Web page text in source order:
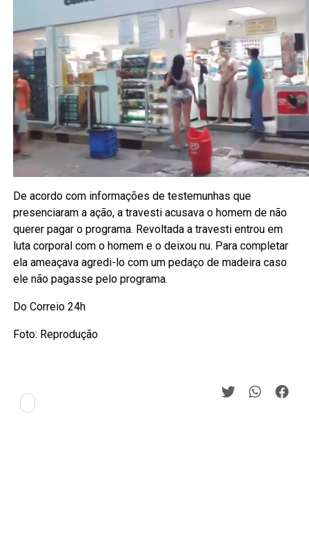
De acordo com informações de testemunhas que
presenciaram a ação, a travesti acusava o homem de não
querer pagar o programa. Revoltada a travesti entrou em
luta corporal com o homem e o deixou nu. Para completar
ela ameaçava agredi-lo com um pedaço de madeira caso
ele não pagasse pelo programa.
Do Correio 24h
Foto: Reprodução